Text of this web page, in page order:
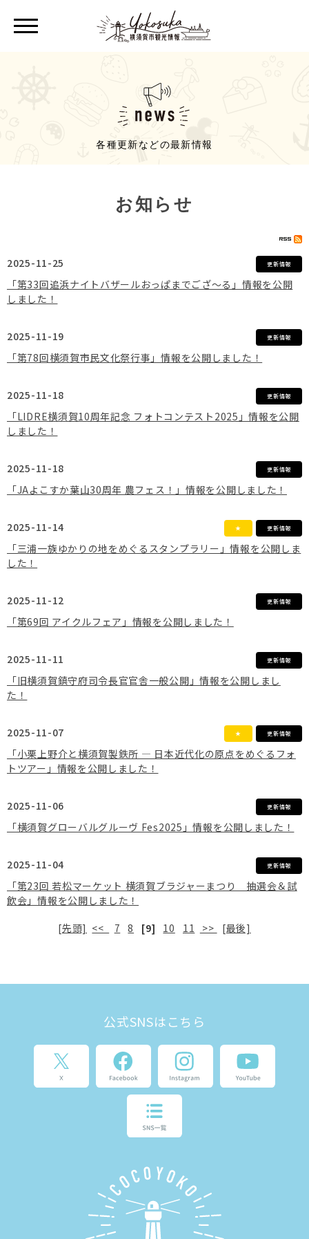
各種更新などの最新情報
お知らせ
2025-11-25 更新情報
「第33回追浜ナイトバザールおっぱまでござ〜る」情報を公開
しました！
2025-11-19 更新情報
「第78回横須賀市民文化祭行事」情報を公開しました！
2025-11-18 更新情報
「LIDRE横須賀10周年記念 フォトコンテスト2025」情報を公開
しました！
2025-11-18 更新情報
「JAよこすか葉山30周年 農フェス！」情報を公開しました！
2025-11-14 ★ 更新情報
「三浦一族ゆかりの地をめぐるスタンプラリー」情報を公開しま
した！
2025-11-12 更新情報
「第69回 アイクルフェア」情報を公開しました！
2025-11-11 更新情報
「旧横須賀鎮守府司令長官官舎一般公開」情報を公開しまし
た！
2025-11-07 ★ 更新情報
「小栗上野介と横須賀製鉄所 ― 日本近代化の原点をめぐるフォ
トツアー」情報を公開しました！
2025-11-06 更新情報
「横須賀グローバルグルーヴ Fes2025」情報を公開しました！
2025-11-04 更新情報
「第23回 若松マーケット 横須賀ブラジャーまつり 抽選会＆試
飲会」情報を公開しました！
[先頭] << 7 8 [9] 10 11 >> [最後]
公式SNSはこちら